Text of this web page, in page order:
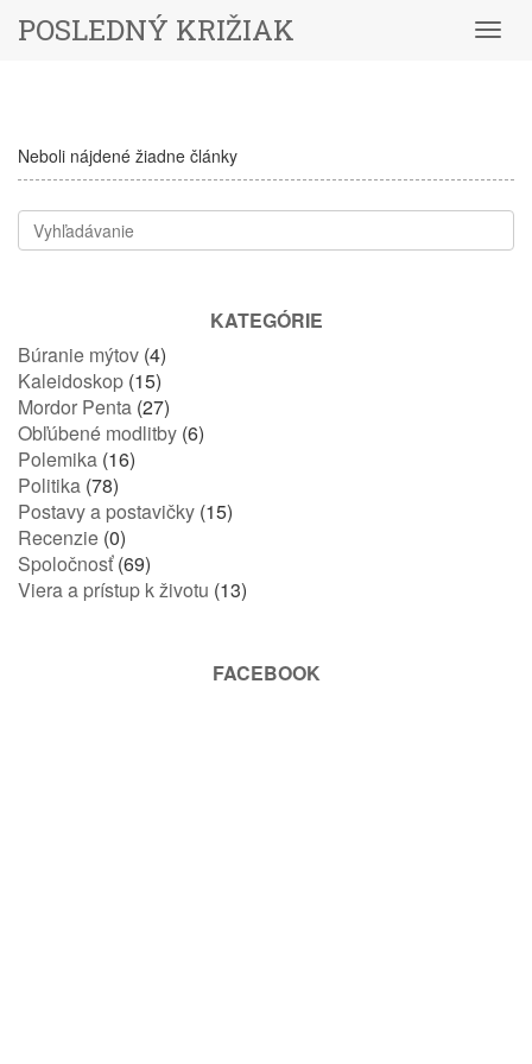
Menu
POSLEDNÝ KRIŽIAK
Neboli nájdené žiadne články
KATEGÓRIE
Búranie mýtov (4)
Kaleidoskop (15)
Mordor Penta (27)
Obľúbené modlitby (6)
Polemika (16)
Politika (78)
Postavy a postavičky (15)
Recenzie (0)
Spoločnosť(69)
Viera a prístup k životu (13)
FACEBOOK